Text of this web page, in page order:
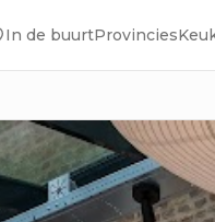
In de buurtProvincies